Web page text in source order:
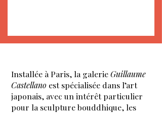
Installée à Paris, la galerieGuillaume
Castellano est spécialisée dans l’art
japonais, avec un intérêt particulier
pour la sculpture bouddhique, les